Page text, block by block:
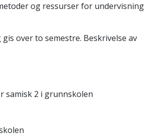
og ressurser for undervisning
gis over to semestre. Beskrivelse av
samisk 2 i grunnskolen